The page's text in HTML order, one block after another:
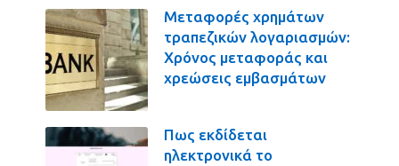
Μεταφορές χρημάτων
τραπεζικών λογαριασμών:
Χρόνος μεταφοράς και
χρεώσεις εμβασμάτων
Πως εκδίδεται
ηλεκτρονικά το